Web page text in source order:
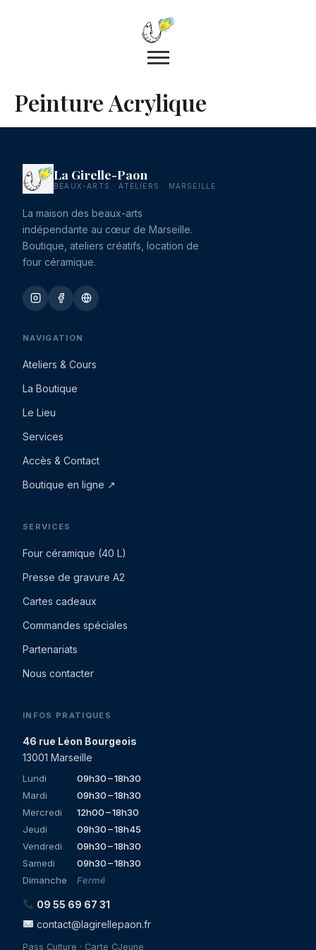
Peinture Acrylique
La Girelle-Paon
BEAUX-ARTS · ATELIERS · MARSEILLE
La maison des beaux-arts
indépendante au cœur de Marseille.
Boutique, ateliers créatifs, location de
four céramique.
NAVIGATION
Ateliers & Cours
La Boutique
Le Lieu
Services
Accès & Contact
Boutique en ligne ↗
SERVICES
Four céramique (40 L)
Presse de gravure A2
Cartes cadeaux
Commandes spéciales
Partenariats
Nous contacter
INFOS PRATIQUES
46 rue Léon Bourgeois
13001 Marseille
Lundi
09h30 – 18h30
Mardi
09h30 – 18h30
Mercredi
12h00 – 18h30
Jeudi
09h30 – 18h45
Vendredi
09h30 – 18h30
Samedi
09h30 – 18h30
Dimanche
Fermé
09 55 69 67 31
contact@lagirellepaon.fr
Pass Culture · Carte CJeune